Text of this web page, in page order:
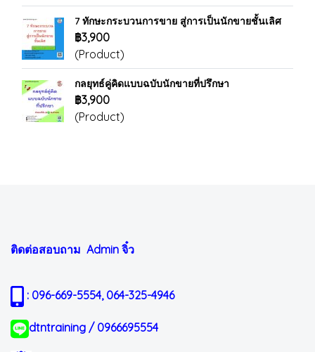
7 ทักษะกระบวนการขาย สู่การเป็นนักขายชั้นเลิศ
฿3,900
(Product)
กลยุทธ์คู่คิดแบบฉบับนักขายที่ปรึกษา
฿3,900
(Product)
ติดต่อสอบถาม Admin จิ๋ว
: 096-669-5554, 064-325-4946
dtntraining / 0966695554